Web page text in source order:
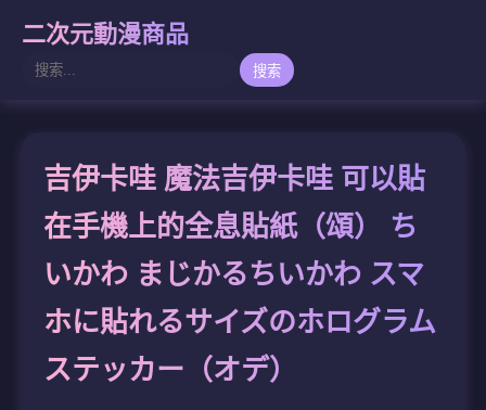
二次元動漫商品
搜索
吉伊卡哇 魔法吉伊卡哇 可以貼
在手機上的全息貼紙（頌） ち
いかわ まじかるちいかわ スマ
ホに貼れるサイズのホログラム
ステッカー（オデ）